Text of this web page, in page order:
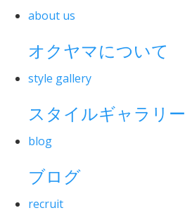
about us
オクヤマについて
style gallery
スタイルギャラリー
blog
ブログ
recruit